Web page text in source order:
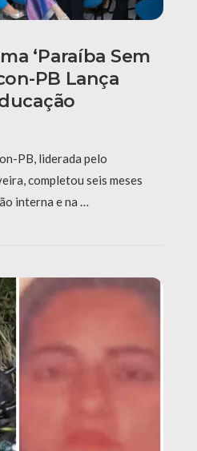
‘Paraíba Sem
PB Lança
PB, liderada pelo
completou seis meses
interna e na …